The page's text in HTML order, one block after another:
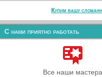
Купим вашу
С нами приятно работать
Все наши мастера